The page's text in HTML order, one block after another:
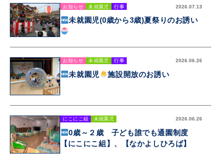
お知らせ 未就園児 行事 2026.07.13
未就園児(0歳から3歳)夏祭りのお誘い
お知らせ 未就園児 行事 2026.06.26
未就園児 施設開放のお誘い
にこにこ組 未就園児 2026.06.26
0歳～２歳 子ども誰でも通園制度
【にこにこ組】、【なかよしひろば】